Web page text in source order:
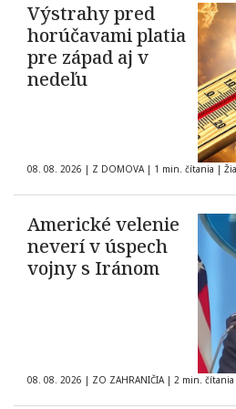
Výstrahy pred
horúčavami platia
pre západ aj v
nedeľu
08. 08. 2026 | Z DOMOVA | 1 min. čítania |
Americké velenie
neverí v úspech
vojny s Iránom
08. 08. 2026 | ZO ZAHRANIČIA | 2 min. čítania